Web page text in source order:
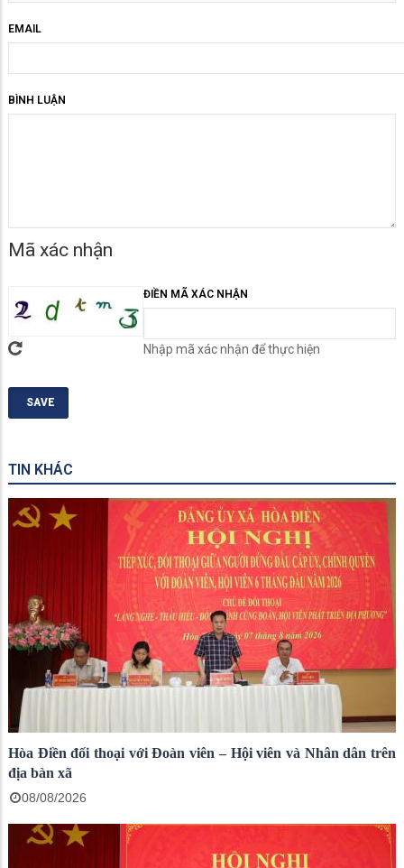
EMAIL
BÌNH LUẬN
Mã xác nhận
ĐIỀN MÃ XÁC NHẬN
Nhập mã xác nhận để thực hiện
TIN KHÁC
Hòa Điền đối thoại với Đoàn viên – Hội viên và Nhân dân trên
địa bàn xã
08/08/2026